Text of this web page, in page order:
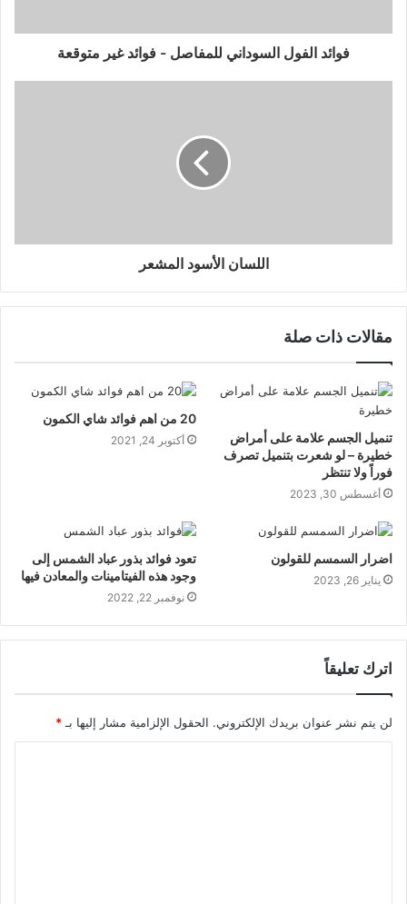
فوائد الفول السوداني للمفاصل - فوائد غير متوقعة
اللسان الأسود المشعر
مقالات ذات صلة
تنميل الجسم علامة على أمراض
خطيرة – لو شعرت بتنميل تصرف
فوراً ولا تنتظر
أغسطس 30, 2023
20 من اهم فوائد شاي الكمون
أكتوبر 24, 2021
اضرار السمسم للقولون
يناير 26, 2023
تعود فوائد بذور عباد الشمس إلى
وجود هذه الفيتامينات والمعادن فيها
نوفمبر 22, 2022
اترك تعليقاً
لن يتم نشر عنوان بريدك الإلكتروني. الحقول الإلزامية مشار إليها بـ *